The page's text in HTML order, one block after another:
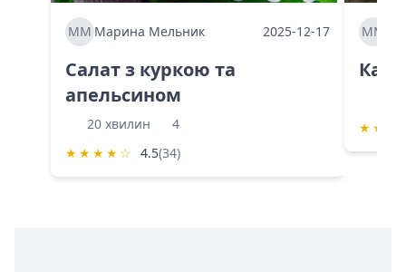
ММ Марина Мельник 2025-12-17
Салат з куркою та
апельсином
20 хвилин
4
★ ★ ★ ★ ☆ 4.5(34)
ММ
★ ★